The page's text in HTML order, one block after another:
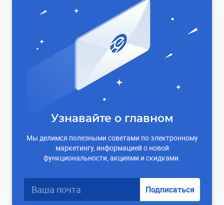
Узнавайте о главном
Мы делимся полезными советами по электронному
маркетингу, информацией о новой
функциональности, акциями и скидками.
Подписаться